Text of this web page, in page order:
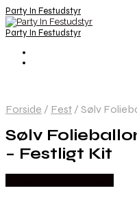
Party In Festudstyr
Party In Festudstyr
Forside / Fest / Sølv
Sølv
– Festligt Kit